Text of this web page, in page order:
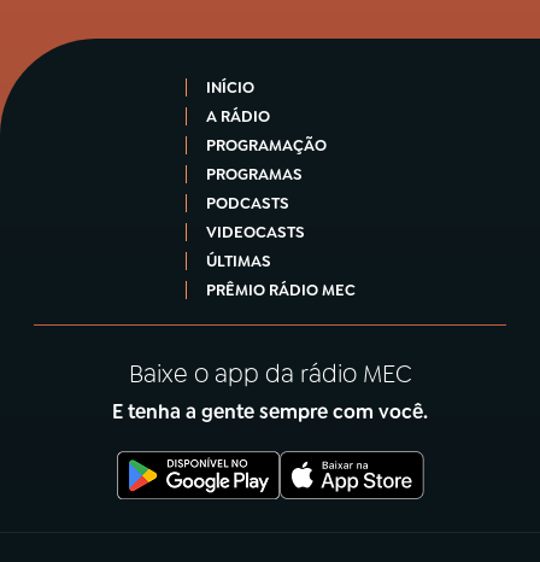
INÍCIO
A RÁDIO
PROGRAMAÇÃO
PROGRAMAS
PODCASTS
VIDEOCASTS
ÚLTIMAS
PRÊMIO RÁDIO MEC
Baixe o app da rádio MEC
E tenha a gente sempre com você.